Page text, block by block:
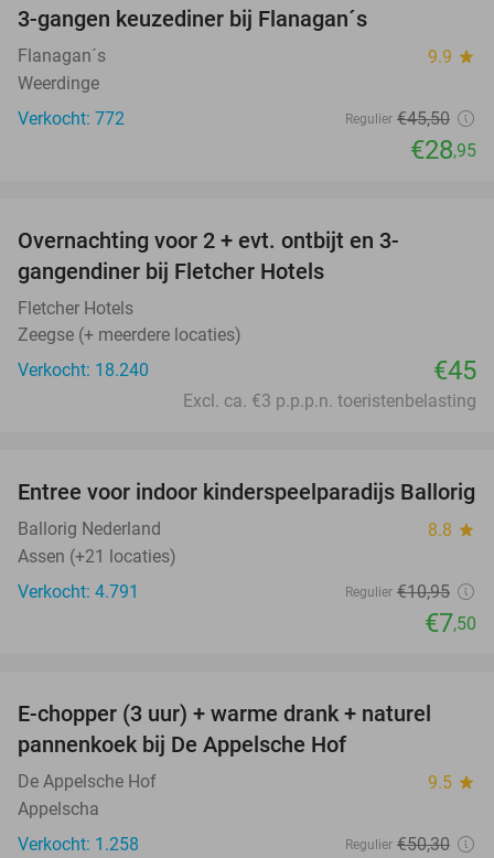
3-gangen keuzediner bij Flanagan´s
Flanagan´s 9.9 star
Weerdinge
Verkocht: 772
Regulier €45,50
€28,95
Overnachting voor 2 + evt. ontbijt en 3-
gangendiner bij Fletcher Hotels
Fletcher Hotels
Zeegse (+ meerdere locaties)
Verkocht: 18.240
€45
Excl. ca. €3 p.p.p.n. toeristenbelasting
32%
Entree voor indoor kinderspeelparadijs Ballorig
Ballorig Nederland 8.8 star
Assen (+21 locaties)
Verkocht: 4.791
Regulier €10,95
€7,50
40%
E-chopper (3 uur) + warme drank + naturel
pannenkoek bij De Appelsche Hof
De Appelsche Hof 9.5 star
Appelscha
Verkocht: 1.258
Regulier €50,30